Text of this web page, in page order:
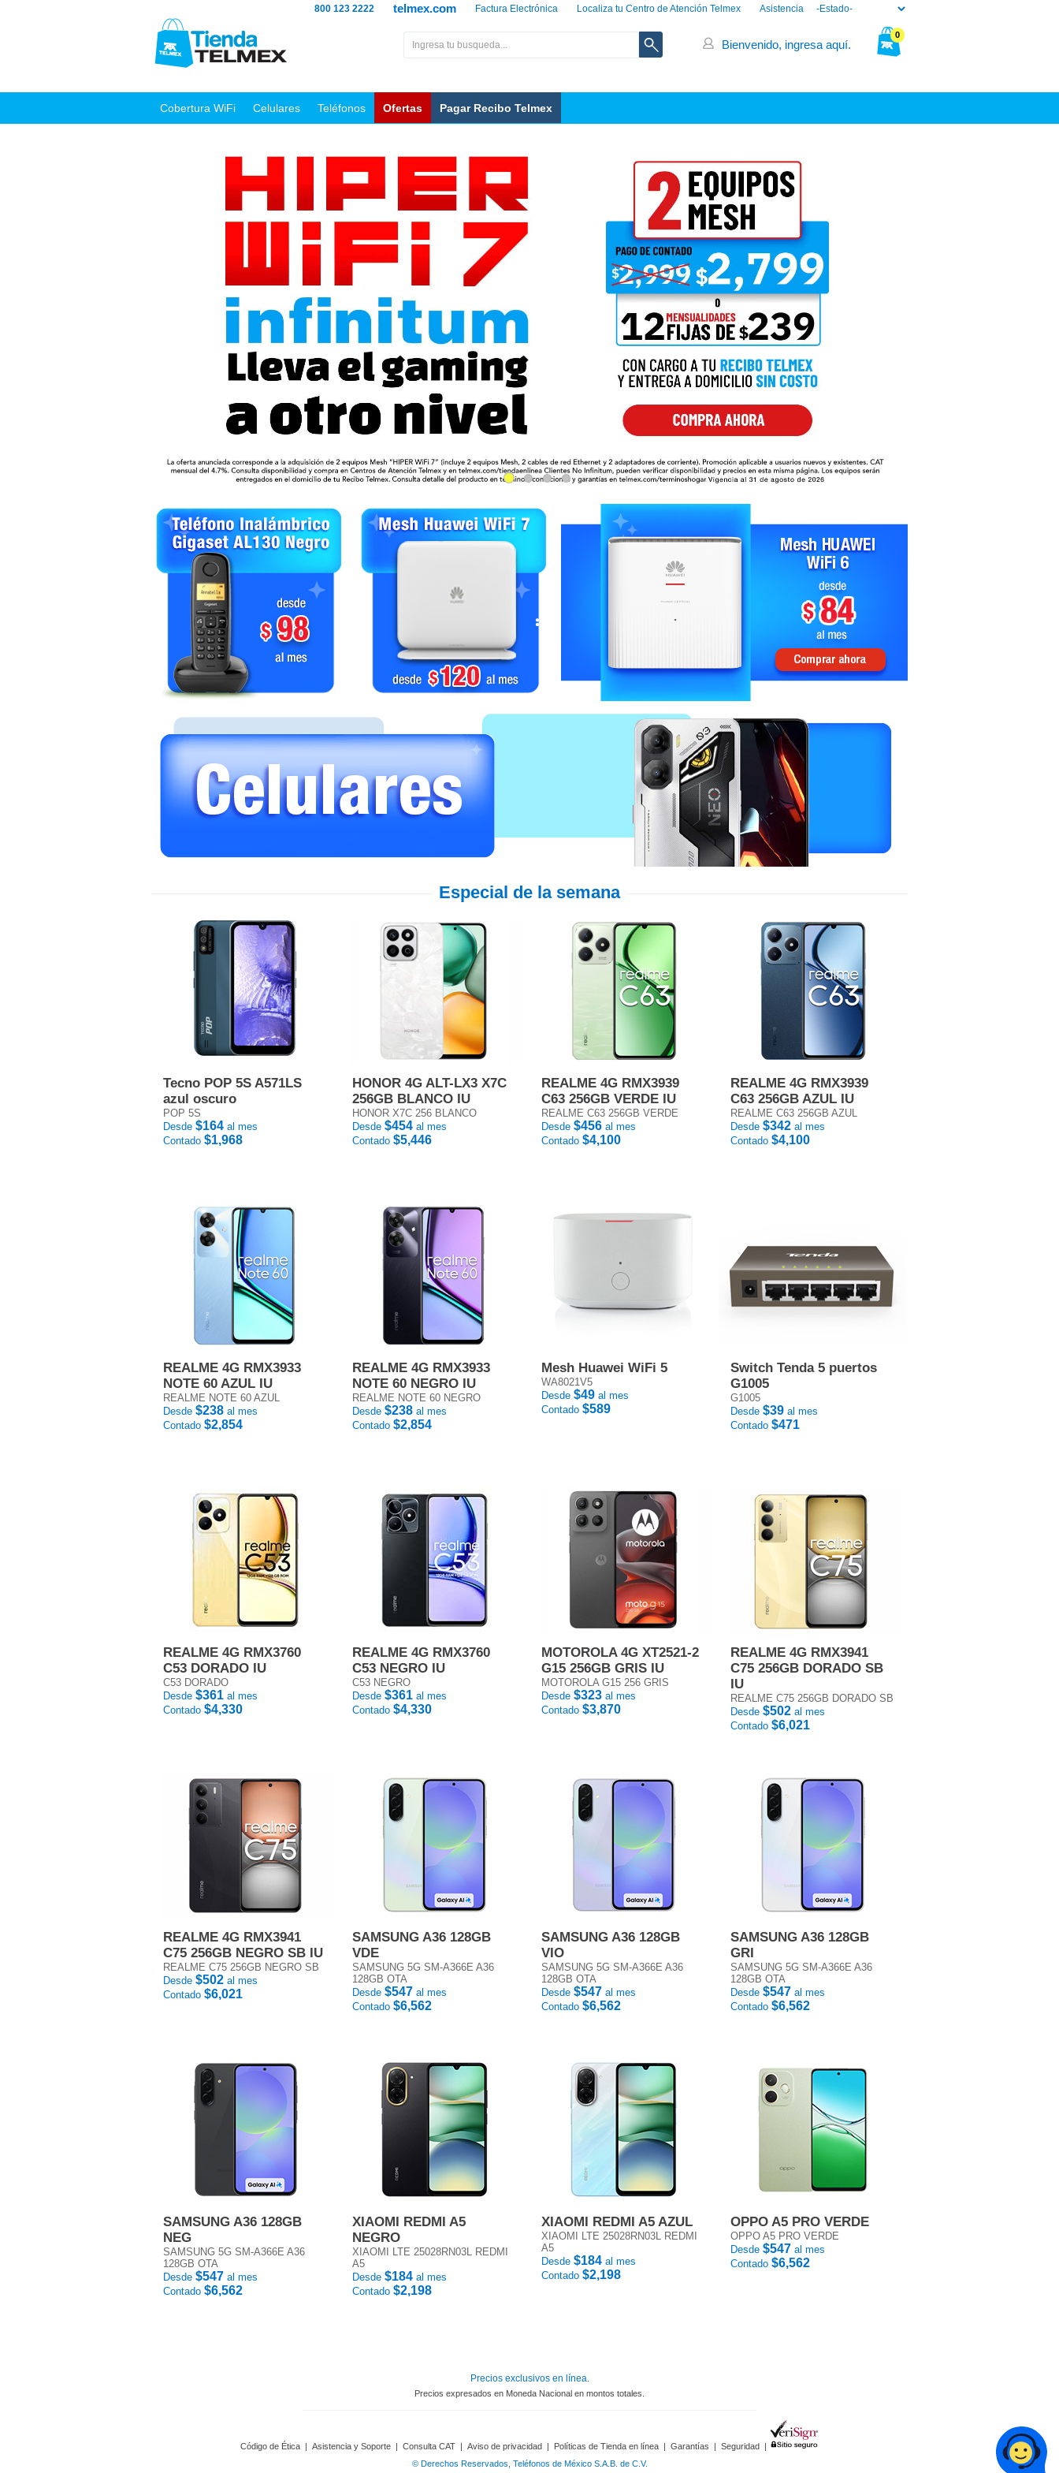
Asistencia
Localiza tu Centro de Atención Telmex
Factura Electrónica
telmex.com
800 123 2222
0
Bienvenido, ingresa aquí.
Cobertura WiFi Celulares Teléfonos Ofertas Pagar Recibo Telmex
Especial de la semana
Tecno POP 5S A571LS
azul oscuro
POP 5S
Desde $164 al mes
Contado $1,968
HONOR 4G ALT-LX3 X7C
256GB BLANCO IU
HONOR X7C 256 BLANCO
Desde $454 al mes
Contado $5,446
REALME 4G RMX3939
C63 256GB VERDE IU
REALME C63 256GB VERDE
Desde $456 al mes
Contado $4,100
REALME 4G RMX3939
C63 256GB AZUL IU
REALME C63 256GB AZUL
Desde $342 al mes
Contado $4,100
REALME 4G RMX3933
NOTE 60 AZUL IU
REALME NOTE 60 AZUL
Desde $238 al mes
Contado $2,854
REALME 4G RMX3933
NOTE 60 NEGRO IU
REALME NOTE 60 NEGRO
Desde $238 al mes
Contado $2,854
Mesh Huawei WiFi 5
WA8021V5
Desde $49 al mes
Contado $589
Switch Tenda 5 puertos
G1005
G1005
Desde $39 al mes
Contado $471
REALME 4G RMX3760
C53 DORADO IU
C53 DORADO
Desde $361 al mes
Contado $4,330
REALME 4G RMX3760
C53 NEGRO IU
C53 NEGRO
Desde $361 al mes
Contado $4,330
MOTOROLA 4G XT2521-2
G15 256GB GRIS IU
MOTOROLA G15 256 GRIS
Desde $323 al mes
Contado $3,870
REALME 4G RMX3941
C75 256GB DORADO SB
IU
REALME C75 256GB DORADO SB
Desde $502 al mes
Contado $6,021
REALME 4G RMX3941
C75 256GB NEGRO SB IU
REALME C75 256GB NEGRO SB
Desde $502 al mes
Contado $6,021
SAMSUNG A36 128GB
VDE
SAMSUNG 5G SM-A366E A36
128GB OTA
Desde $547 al mes
Contado $6,562
SAMSUNG A36 128GB
VIO
SAMSUNG 5G SM-A366E A36
128GB OTA
Desde $547 al mes
Contado $6,562
SAMSUNG A36 128GB
GRI
SAMSUNG 5G SM-A366E A36
128GB OTA
Desde $547 al mes
Contado $6,562
SAMSUNG A36 128GB
NEG
SAMSUNG 5G SM-A366E A36
128GB OTA
Desde $547 al mes
Contado $6,562
XIAOMI REDMI A5
NEGRO
XIAOMI LTE 25028RN03L REDMI
A5
Desde $184 al mes
Contado $2,198
XIAOMI REDMI A5 AZUL
XIAOMI LTE 25028RN03L REDMI
A5
Desde $184 al mes
Contado $2,198
OPPO A5 PRO VERDE
OPPO A5 PRO VERDE
Desde $547 al mes
Contado $6,562
Precios exclusivos en línea.
Precios expresados en Moneda Nacional en montos totales.
Código de Ética | Asistencia y Soporte | Consulta CAT | Aviso de privacidad | Políticas de Tienda en línea | Garantías | Seguridad |
© Derechos Reservados, Teléfonos de México S.A.B. de C.V.